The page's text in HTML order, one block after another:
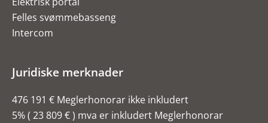
Felles svømmebasseng
Intercom
Juridiske merknader
476 191 € Meglerhonorar ikke inkludert
5% ( 23 809 € ) mva er inkludert Meglerhonorar